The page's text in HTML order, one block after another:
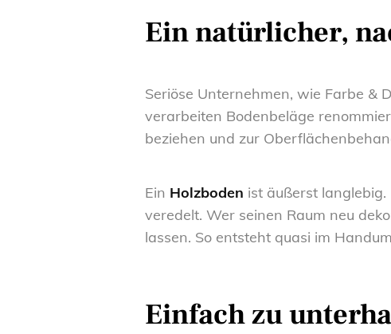
Ein natürlicher,
Seriöse Unternehmen, wie Farbe &
verarbeiten Bodenbeläge
beziehen und zur
Ein Holzboden ist äußerst
veredelt. Wer seinen Raum neu
lassen. So entsteht quasi im
Einfach zu